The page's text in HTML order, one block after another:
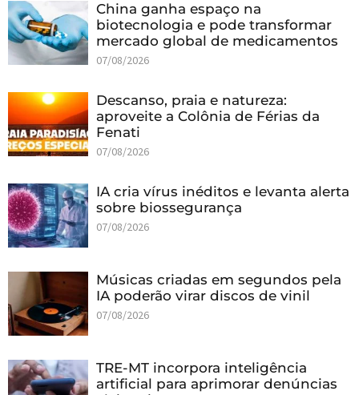
China ganha espaço na
biotecnologia e pode transformar
mercado global de medicamentos
07/08/2026
Descanso, praia e natureza:
aproveite a Colônia de Férias da
Fenati
07/08/2026
IA cria vírus inéditos e levanta alerta
sobre biossegurança
07/08/2026
Músicas criadas em segundos pela
IA poderão virar discos de vinil
07/08/2026
TRE-MT incorpora inteligência
artificial para aprimorar denúncias